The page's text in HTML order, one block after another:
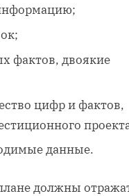
фактов, двоякие
цифр и фактов,
данные.
должны